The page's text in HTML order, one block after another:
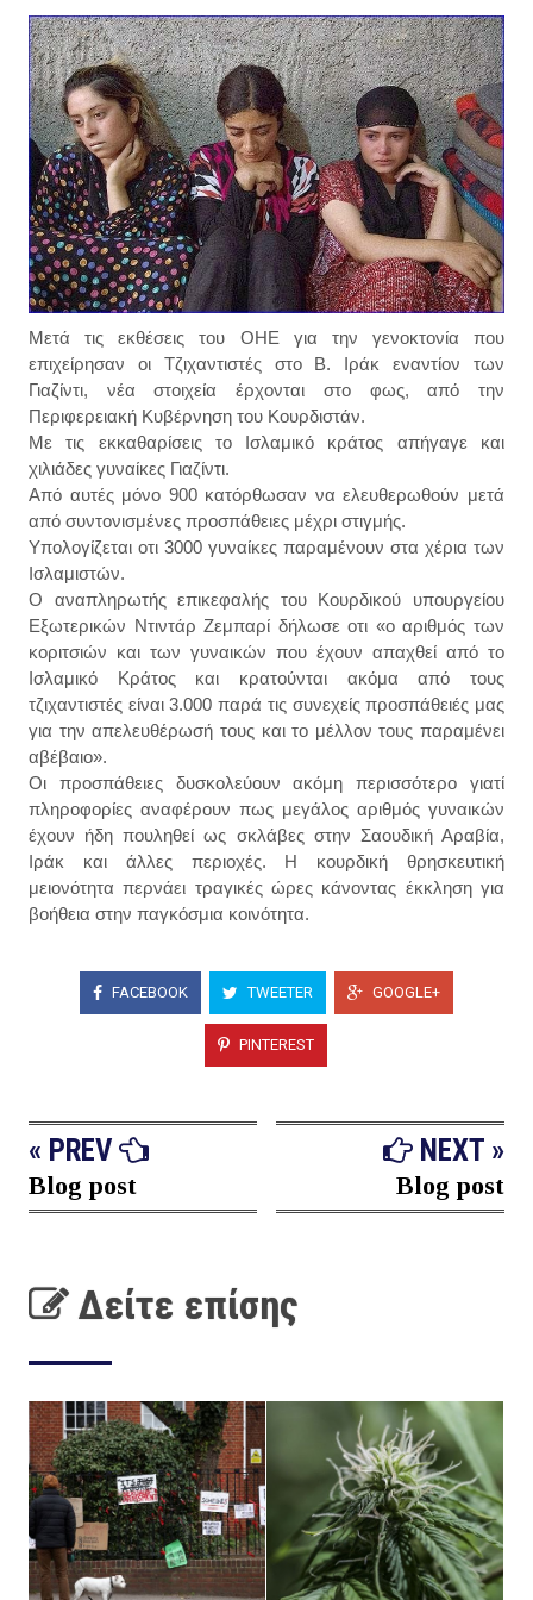
Μετά τις εκθέσεις του ΟΗΕ για την γενοκτονία που
επιχείρησαν οι Τζιχαντιστές στο Β. Ιράκ εναντίον των
Γιαζίντι, νέα στοιχεία έρχονται στο φως, από την
Περιφερειακή Κυβέρνηση του Κουρδιστάν.
Με τις εκκαθαρίσεις το Ισλαμικό κράτος απήγαγε και
χιλιάδες γυναίκες Γιαζίντι.
Από αυτές μόνο 900 κατόρθωσαν να ελευθερωθούν μετά
από συντονισμένες προσπάθειες μέχρι στιγμής.
Υπολογίζεται οτι 3000 γυναίκες παραμένουν στα χέρια των
Ισλαμιστών.
Ο αναπληρωτής επικεφαλής του Κουρδικού υπουργείου
Εξωτερικών Ντιντάρ Ζεμπαρί δήλωσε οτι «ο αριθμός των
κοριτσιών και των γυναικών που έχουν απαχθεί από το
Ισλαμικό Κράτος και κρατούνται ακόμα από τους
τζιχαντιστές είναι 3.000 παρά τις συνεχείς προσπάθειές μας
για την απελευθέρωσή τους και το μέλλον τους παραμένει
αβέβαιο».
Οι προσπάθειες δυσκολεύουν ακόμη περισσότερο γιατί
πληροφορίες αναφέρουν πως μεγάλος αριθμός γυναικών
έχουν ήδη πουληθεί ως σκλάβες στην Σαουδική Αραβία,
Ιράκ και άλλες περιοχές. Η κουρδική θρησκευτική
μειονότητα περνάει τραγικές ώρες κάνοντας έκκληση για
βοήθεια στην παγκόσμια κοινότητα.
FACEBOOK TWEETER GOOGLE+
PINTEREST
« PREV
Blog post
NEXT »
Blog post
Δείτε επίσης